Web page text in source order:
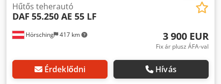
Hörsching 417 km
Hűtős teherautó
DAF 55.250 AE 55 LF
3 900 EUR
Fix ár plusz ÁFA-val
Érdeklődni Hívás